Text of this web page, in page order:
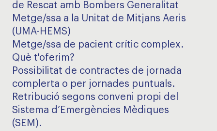
de Rescat amb Bombers Generalitat
Metge/ssa a la Unitat de Mitjans Aeris
(UMA-HEMS)
Metge/ssa de pacient crític complex.
Què t'oferim?
Possibilitat de contractes de jornada
complerta o per jornades puntuals.
Retribució segons conveni propi del
Sistema d’Emergències Mèdiques
(SEM).